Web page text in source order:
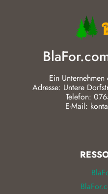
Ein
Adresse: Untere
Telefon:
E-Mail: